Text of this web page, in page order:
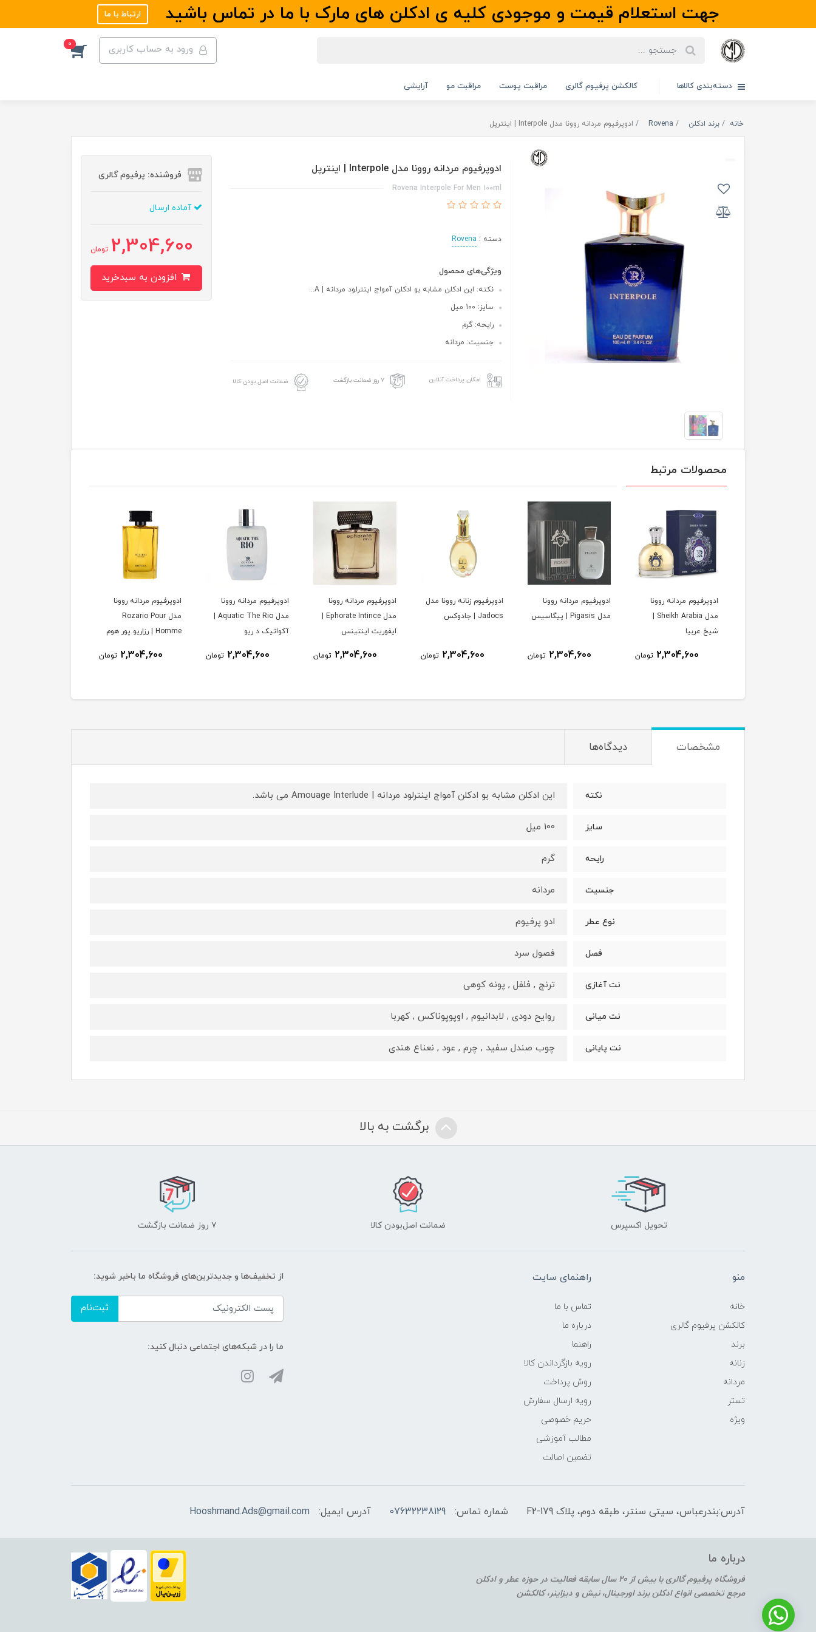
جهت استعلام قیمت و موجودی کلیه ی ادکلن های مارک با ما در تماس باشید ارتباط با ما
ورود به حساب کاربری 0
دسته‌بندی کالاها کالکشن پرفیوم گالری مراقبت پوست مراقبت مو آرایشی
خانه برند ادکلن Rovena ادوپرفیوم مردانه روونا مدل Interpole | اینترپل
ادوپرفیوم مردانه روونا مدل Interpole | اینترپل
Rovena Interpole For Men 100ml
دسته : Rovena
ویژگی‌های محصول
نکته: این ادکلن مشابه بو ادکلن آمواج اینترلود مردانه | A...
سایز: 100 میل
رایحه: گرم
جنسیت: مردانه
امکان پرداخت آنلاین ۷ روز ضمانت بازگشت ضمانت اصل بودن کالا
فروشنده: پرفیوم گالری
آماده ارسال
2,304,600 تومان
محصولات مرتبط
ادوپرفیوم مردانه روونا
شیخ عربیا
2,304,600 تومان
ادوپرفیوم مردانه روونا
مدل Pigasis | پیگاسیس
2,304,600 تومان
ادوپرفیوم زنانه روونا مدل
Jadocs | جادوکس
2,304,600 تومان
ادوپرفیوم مردانه روونا
ایفوریت اینتینس
2,304,600 تومان
ادوپرفیوم مردانه روونا
مدل Aquatic The Rio |
آکواتیک د ریو
2,304,600 تومان
ادوپرفیوم مردانه روونا
مدل Rozario Pour
Homme | رزاریو پور هوم
2,304,600 تومان
مشخصات دیدگاه‌ها
نکته این ادکلن مشابه بو ادکلن آمواج اینترلود مردانه | Amouage Interlude می باشد.
سایز 100 میل
رایحه گرم
جنسیت مردانه
نوع عطر ادو پرفیوم
فصل فصول سرد
نت آغازی ترنج , فلفل , پونه کوهی
نت میانی روایح دودی , لابدانیوم , اوپوپوناکس , کهربا
نت پایانی چوب صندل سفید , چرم , عود , نعناع هندی
برگشت به بالا
تحویل اکسپرس ضمانت اصل‌بودن کالا ۷ روز ضمانت بازگشت
منو
خانه
کالکشن پرفیوم گالری
برند
زنانه
مردانه
تستر
ویژه
راهنمای سایت
تماس با ما
درباره ما
راهنما
رویه‌ بازگرداندن کالا
روش پرداخت
رویه ارسال سفارش
حریم خصوصی
مطالب آموزشی
تضمین اصالت
از تخفیف‌ها و جدیدترین‌های فروشگاه ما باخبر شوید:
ثبت‌نام
ما را در شبکه‌های اجتماعی دنبال کنید:
آدرس:بندرعباس، سیتی سنتر، طبقه دوم، پلاک F2-179 شماره تماس: 07632238129 آدرس ایمیل: Hooshmand.Ads@gmail.com
درباره ما
فروشگاه پرفیوم گالری با بیش از 20 سال سابقه فعالیت در حوزه عطر و ادکلن
مرجع تخصصی انواع ادکلن برند اورجینال، نیش و دیزاینر، کالکشن